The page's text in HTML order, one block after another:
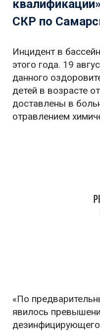
СКР по
Инцидент в
этого года. 19
данного
детей в возрасте
доставлены в
отравлением
«По
явилось